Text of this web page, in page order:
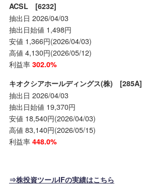
ACSL [6232]
抽出日 2026/04/03
抽出日始値 1,498円
安値 1,366円(2026/04/03)
高値 4,130円(2026/05/12)
利益率 302.0%
キオクシアホールディングス(株) [285A]
抽出日 2026/04/03
抽出日始値 19,370円
安値 18,540円(2026/04/03)
高値 83,140円(2026/05/15)
利益率 448.0%
⇒株投資ツールIFの実績はこちら